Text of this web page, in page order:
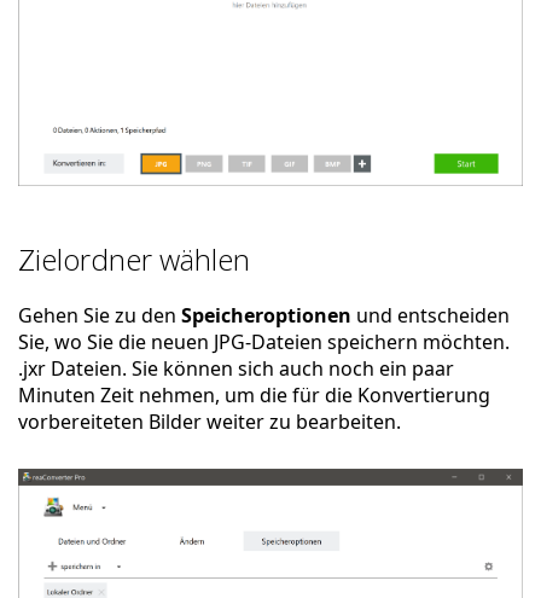
Zielordner wählen
Gehen Sie zu den Speicheroptionen und entscheiden
Sie, wo Sie die neuen JPG-Dateien speichern möchten.
.jxr Dateien. Sie können sich auch noch ein paar
Minuten Zeit nehmen, um die für die Konvertierung
vorbereiteten Bilder weiter zu bearbeiten.